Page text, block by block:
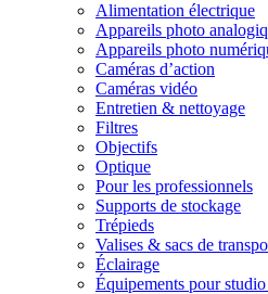
Alimentation électrique
Appareils photo
Appareils photo
Caméras d’action
Caméras vidéo
Entretien & nettoyage
Filtres
Objectifs
Optique
Pour les professionnels
Supports de stockage
Trépieds
Valises & sacs de
Éclairage
Équipements pour